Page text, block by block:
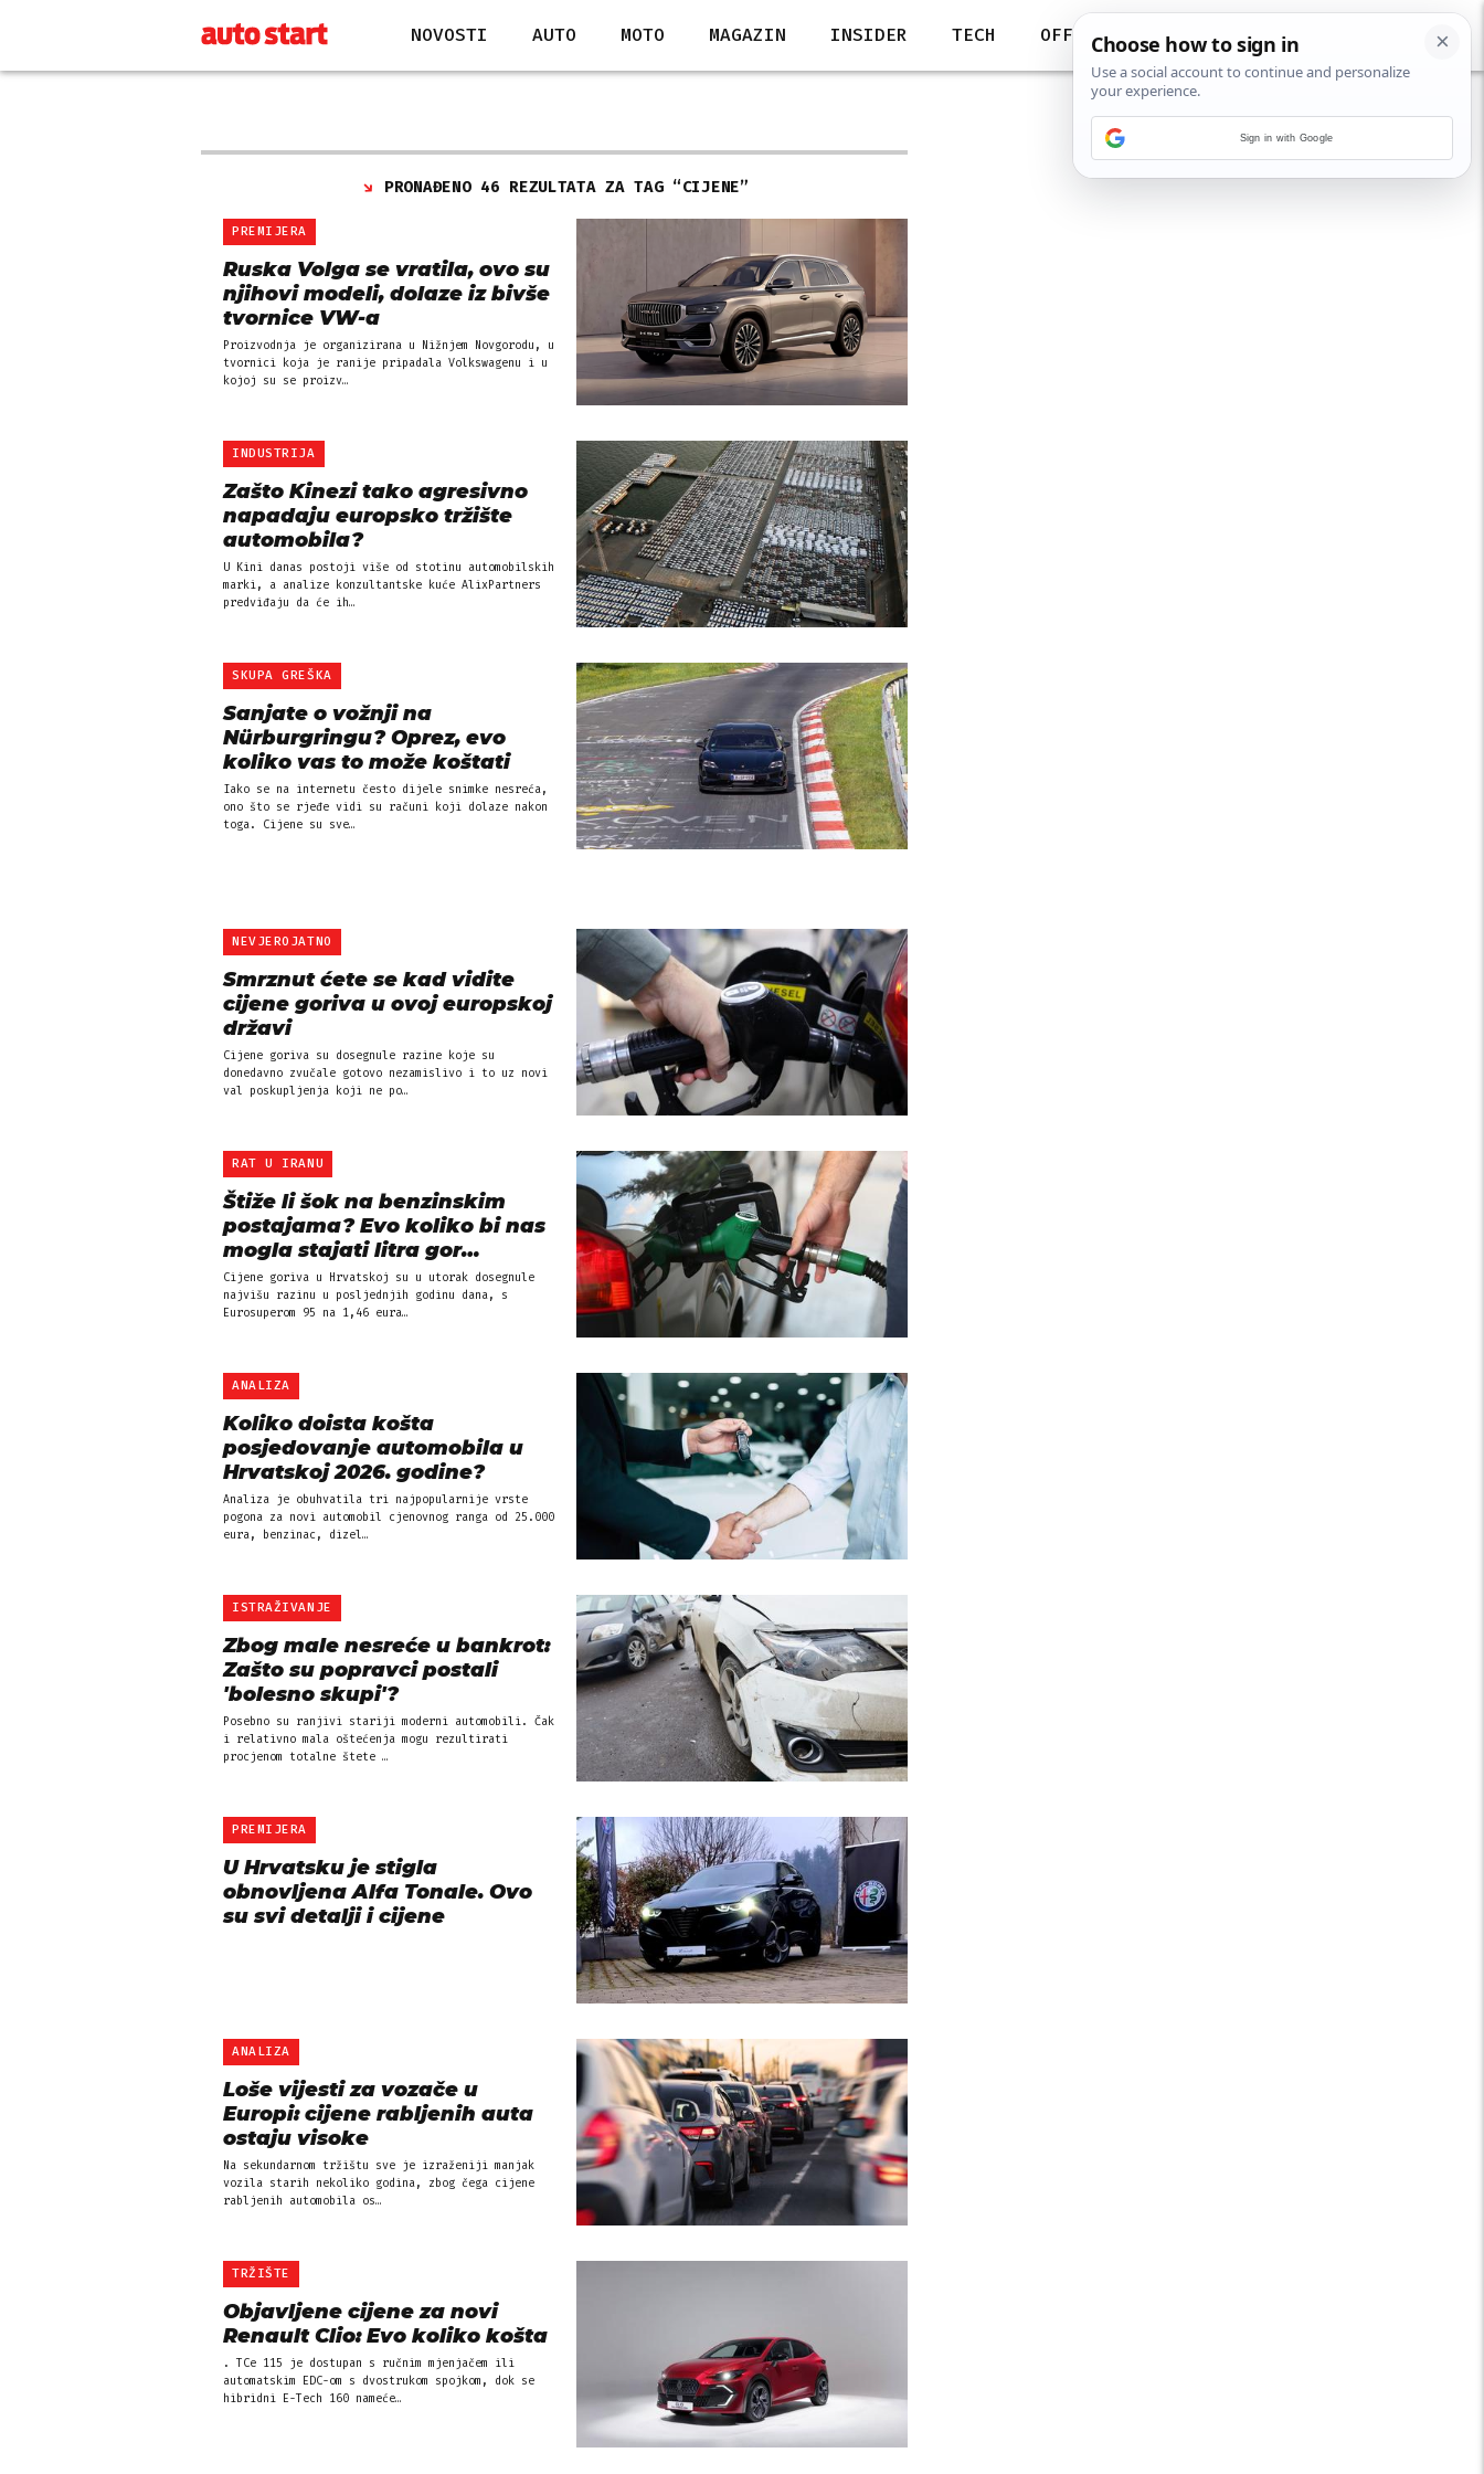
NOVOSTI AUTO MOTO MAGAZIN INSIDER TECH OFF
PRONAĐENO 46 REZULTATA ZA TAG “CIJENE”
PREMIJERA
Ruska Volga se vratila, ovo su
njihovi modeli, dolaze iz bivše
tvornice VW-a
Proizvodnja je organizirana u Nižnjem Novgorodu, u
tvornici koja je ranije pripadala Volkswagenu i u
kojoj su se proizv…
INDUSTRIJA
Zašto Kinezi tako agresivno
napadaju europsko tržište
automobila?
U Kini danas postoji više od stotinu automobilskih
marki, a analize konzultantske kuće AlixPartners
predviđaju da će ih…
SKUPA GREŠKA
Sanjate o vožnji na
Nürburgringu? Oprez, evo
koliko vas to može koštati
Iako se na internetu često dijele snimke nesreća,
ono što se rjeđe vidi su računi koji dolaze nakon
toga. Cijene su sve…
NEVJEROJATNO
Smrznut ćete se kad vidite
cijene goriva u ovoj europskoj
državi
Cijene goriva su dosegnule razine koje su
donedavno zvučale gotovo nezamislivo i to uz novi
val poskupljenja koji ne po…
RAT U IRANU
Štiže li šok na benzinskim
postajama? Evo koliko bi nas
mogla stajati litra gor…
Cijene goriva u Hrvatskoj su u utorak dosegnule
najvišu razinu u posljednjih godinu dana, s
Eurosuperom 95 na 1,46 eura…
ANALIZA
Koliko doista košta
posjedovanje automobila u
Hrvatskoj 2026. godine?
Analiza je obuhvatila tri najpopularnije vrste
pogona za novi automobil cjenovnog ranga od 25.000
eura, benzinac, dizel…
ISTRAŽIVANJE
Zbog male nesreće u bankrot:
Zašto su popravci postali
'bolesno skupi'?
Posebno su ranjivi stariji moderni automobili. Čak
i relativno mala oštećenja mogu rezultirati
procjenom totalne štete …
PREMIJERA
U Hrvatsku je stigla
obnovljena Alfa Tonale. Ovo
su svi detalji i cijene
ANALIZA
Loše vijesti za vozače u
Europi: cijene rabljenih auta
ostaju visoke
Na sekundarnom tržištu sve je izraženiji manjak
vozila starih nekoliko godina, zbog čega cijene
rabljenih automobila os…
TRŽIŠTE
Objavljene cijene za novi
Renault Clio: Evo koliko košta
. TCe 115 je dostupan s ručnim mjenjačem ili
automatskim EDC-om s dvostrukom spojkom, dok se
hibridni E-Tech 160 nameće…
Sign in with Google